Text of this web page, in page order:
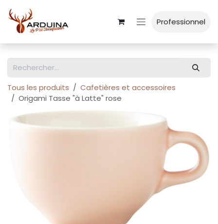
Professionnel
Tous les produits
Cafetières et accessoires
Origami Tasse "à Latte" rose